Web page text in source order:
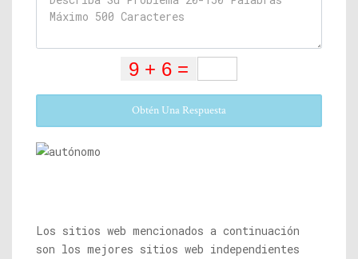
Obtén Una Respuesta
Los sitios web mencionados a continuación
son los mejores sitios web independientes